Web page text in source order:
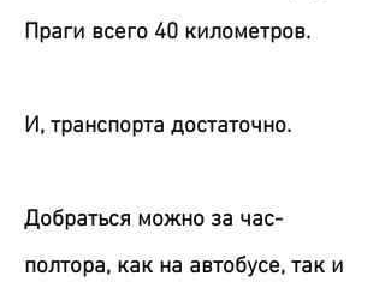
Праги всего 40 километров.
И, транспорта достаточно.
Добраться можно за час-
полтора, как на автобусе, так и